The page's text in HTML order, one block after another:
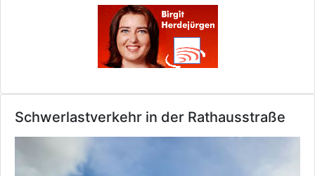
Schwerlastverkehr in der Rathausstraße